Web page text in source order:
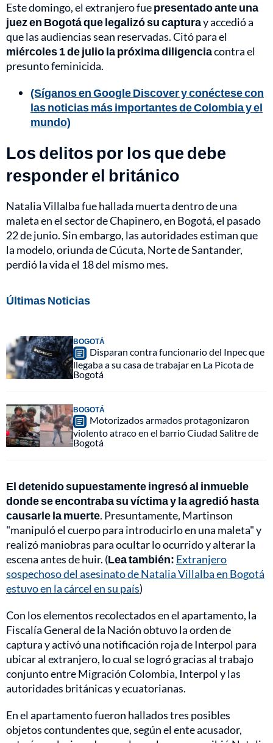
Este domingo, el extranjero fuepresentado ante una
juez en Bogotá que legalizó su capturay accedió a
que las audiencias sean reservadas. Citó para el
miércoles 1 de julio la próxima diligenciacontra el
presunto feminicida.
(Síganos en Google Discover y conéctese con
las noticias más importantes de Colombia y el
mundo)
Los delitos por los que debe
responder el británico
Natalia Villalba fue hallada muerta dentro de una
maleta en el sector de Chapinero, en Bogotá, el pasado
22 de junio. Sin embargo, las autoridades estiman que
la modelo, oriunda de Cúcuta, Norte de Santander,
perdió la vida el 18 del mismo mes.
Últimas Noticias
BOGOTÁ
Disparan contra funcionario del Inpec que
llegaba a su casa de trabajar en La Picota de
Bogotá
BOGOTÁ
Motorizados armados protagonizaron
violento atraco en el barrio Ciudad Salitre de
Bogotá
El detenido supuestamente ingresó al inmueble
donde se encontraba su víctima y la agredió hasta
causarle la muerte. Presuntamente, Martinson
"manipuló el cuerpo para introducirlo en una maleta" y
realizó maniobras para ocultar lo ocurrido y alterar la
escena antes de huir. (Lea también: Extranjero
sospechoso del asesinato de Natalia Villalba en Bogotá
estuvo en la cárcel en su país)
Con los elementos recolectados en el apartamento, la
Fiscalía General de la Nación obtuvo la orden de
captura y activó una notificación roja de Interpol para
ubicar al extranjero, lo cual se logró gracias al trabajo
conjunto entre Migración Colombia, Interpol y las
autoridades británicas y ecuatorianas.
En el apartamento fueron hallados tres posibles
objetos contundentes que, según el ente acusador,